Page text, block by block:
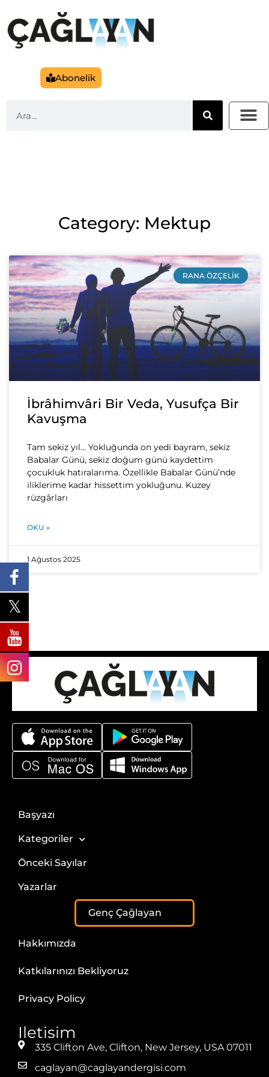
Abonelik
Category: Mektup
RANA ÖZÇELIK
İbrâhimvâri Bir Veda, Yusufça Bir
Kavuşma
Tam sekiz yıl… Yokluğunda on yedi bayram, sekiz
Babalar Günü, sekiz doğum günü kaydettim
çocukluk hatıralarıma. Özellikle Babalar Günü’nde
iliklerime kadar hissettim yokluğunu. Kuzey
rüzgârları
OKU »
1 Ağustos 2025
Başyazı
Kategoriler
Önceki Sayılar
Yazarlar
Genç Çağlayan
Hakkımızda
Katkılarınızı Bekliyoruz
Privacy Policy
Iletisim
335 Clifton Ave, Clifton, New Jersey, USA 07011
caglayan@caglayandergisi.com